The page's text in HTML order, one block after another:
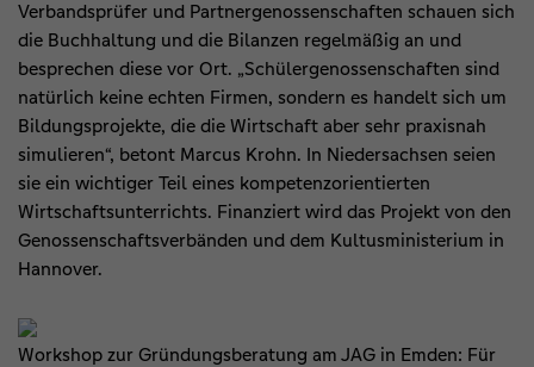
Verbandsprüfer und Partnergenossenschaften schauen sich
die Buchhaltung und die Bilanzen regelmäßig an und
besprechen diese vor Ort. „Schülergenossenschaften sind
natürlich keine echten Firmen, sondern es handelt sich um
Bildungsprojekte, die die Wirtschaft aber sehr praxisnah
simulieren“, betont Marcus Krohn. In Niedersachsen seien
sie ein wichtiger Teil eines kompetenzorientierten
Wirtschaftsunterrichts. Finanziert wird das Projekt von den
Genossenschaftsverbänden und dem Kultusministerium in
Hannover.
Workshop zur Gründungsberatung am JAG in Emden: Für